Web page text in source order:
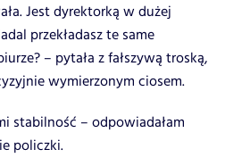
Jest dyrektorką w dużej
przekładasz te same
– pytała z fałszywą troską,
wymierzonym ciosem.
stabilność – odpowiadałam
policzki.